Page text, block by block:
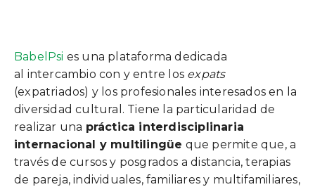
BabelPsi es una plataforma dedicada
al intercambio con y entre los expats
(expatriados) y los profesionales interesados en la
diversidad cultural. Tiene la particularidad de
realizar una práctica interdisciplinaria
internacional y multilingüe que permite que, a
través de cursos y posgrados a distancia, terapias
de pareja, individuales, familiares y multifamiliares,